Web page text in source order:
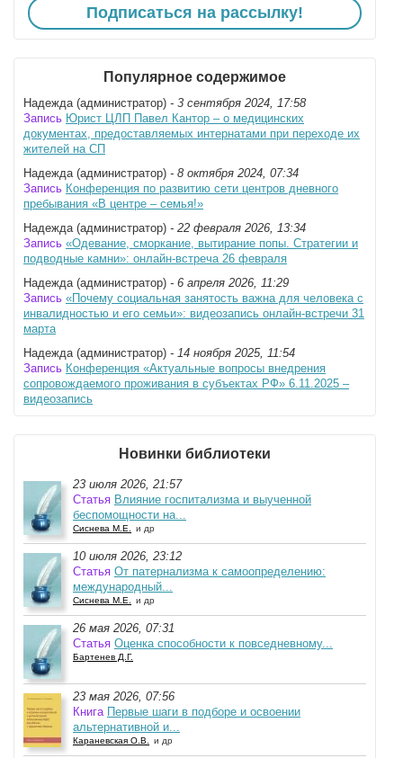
Подписаться на рассылку!
Популярное содержимое
Надежда (администратор) - 3 сентября 2024, 17:58
Запись Юрист ЦЛП Павел Кантор – о медицинских
документах, предоставляемых интернатами при переходе их
жителей на СП
Надежда (администратор) - 8 октября 2024, 07:34
Запись Конференция по развитию сети центров дневного
пребывания «В центре – семья!»
Надежда (администратор) - 22 февраля 2026, 13:34
Запись «Одевание, сморкание, вытирание попы. Стратегии и
подводные камни»: онлайн-встреча 26 февраля
Надежда (администратор) - 6 апреля 2026, 11:29
Запись «Почему социальная занятость важна для человека с
инвалидностью и его семьи»: видеозапись онлайн-встречи 31
марта
Надежда (администратор) - 14 ноября 2025, 11:54
Запись Конференция «Актуальные вопросы внедрения
сопровождаемого проживания в субъектах РФ» 6.11.2025 –
видеозапись
Новинки библиотеки
23 июля 2026, 21:57
Статья Влияние госпитализма и выученной
беспомощности на...
Сиснева М.Е. и др
10 июля 2026, 23:12
Статья От патернализма к самоопределению:
международный...
Сиснева М.Е. и др
26 мая 2026, 07:31
Статья Оценка способности к повседневному...
Бартенев Д.Г.
23 мая 2026, 07:56
Книга Первые шаги в подборе и освоении
альтернативной и...
Караневская О.В. и др